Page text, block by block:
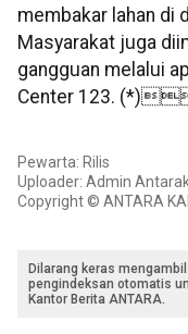
membakar lahan di
Masyarakat juga
gangguan melalui
Center 123.
Pewarta: Rilis
Uploader: Admin
Copyright © ANTARA
Dilarang keras
pengindeksan otomatis
Kantor Berita ANTARA.